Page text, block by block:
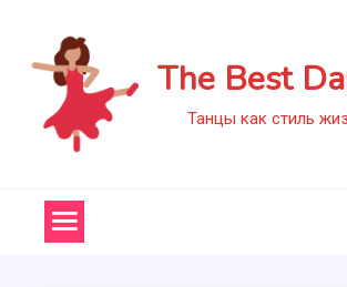
content
The Best
Танцы как стиль